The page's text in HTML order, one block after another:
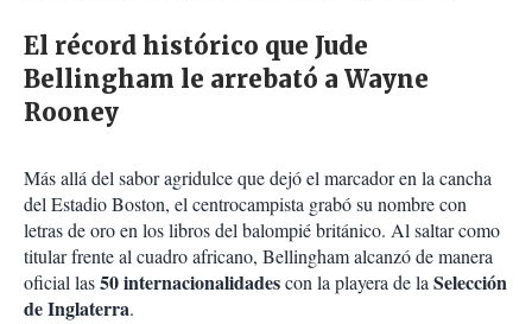
El récord histórico que Jude
Bellingham le arrebató a Wayne
Rooney
Más allá del sabor agridulce que dejó el marcador en la cancha
del Estadio Boston, el centrocampista grabó su nombre con
letras de oro en los libros del balompié británico. Al saltar como
titular frente al cuadro africano, Bellingham alcanzó de manera
oficial las50 internacionalidadescon la playera de laSelección
de Inglaterra.